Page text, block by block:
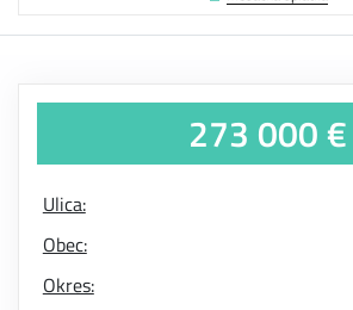
273 000 €
Ulica:
Obec:
Okres: